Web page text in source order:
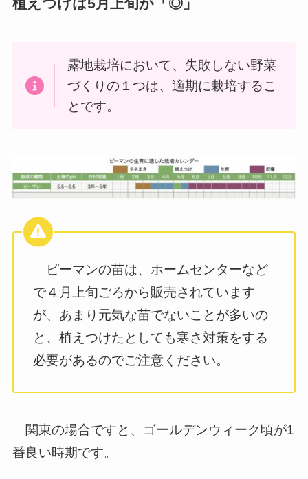
植えつけは5月上旬が「◎」
露地栽培において、失敗しない野菜
づくりの１つは、適期に栽培するこ
とです。
ピーマンの苗は、ホームセンターなど
で４月上旬ごろから販売されています
が、あまり元気な苗でないことが多いの
と、植えつけたとしても寒さ対策をする
必要があるのでご注意ください。
関東の場合ですと、ゴールデンウィーク頃が1
番良い時期です。